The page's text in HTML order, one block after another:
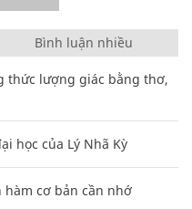
Bình luận nhiều
thức lượng giác bằng thơ,
học của Lý Nhã Kỳ
hàm cơ bản cần nhớ